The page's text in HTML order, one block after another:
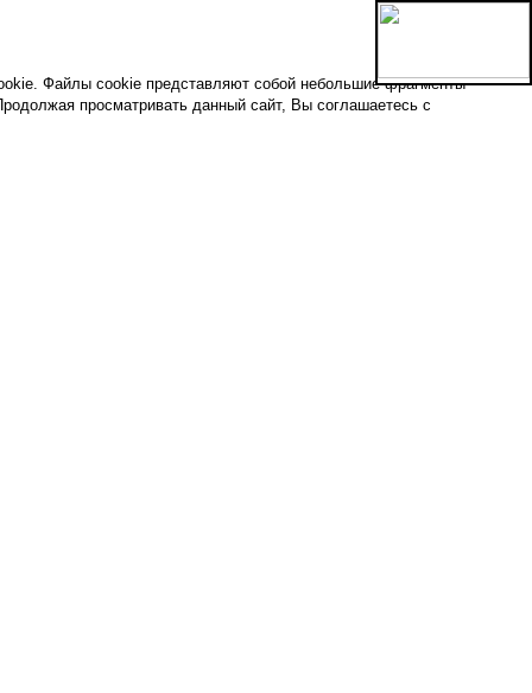
Файлы cookie представляют собой небольшие фрагменты
просматривать данный сайт, Вы соглашаетесь с